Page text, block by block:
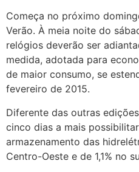
Começa no próximo
Verão. À meia noite do
relógios deverão ser
medida, adotada para
de maior consumo, se
fevereiro de 2015.
Diferente das outras
cinco dias a mais
armazenamento das
Centro-Oeste e de 1,1% no